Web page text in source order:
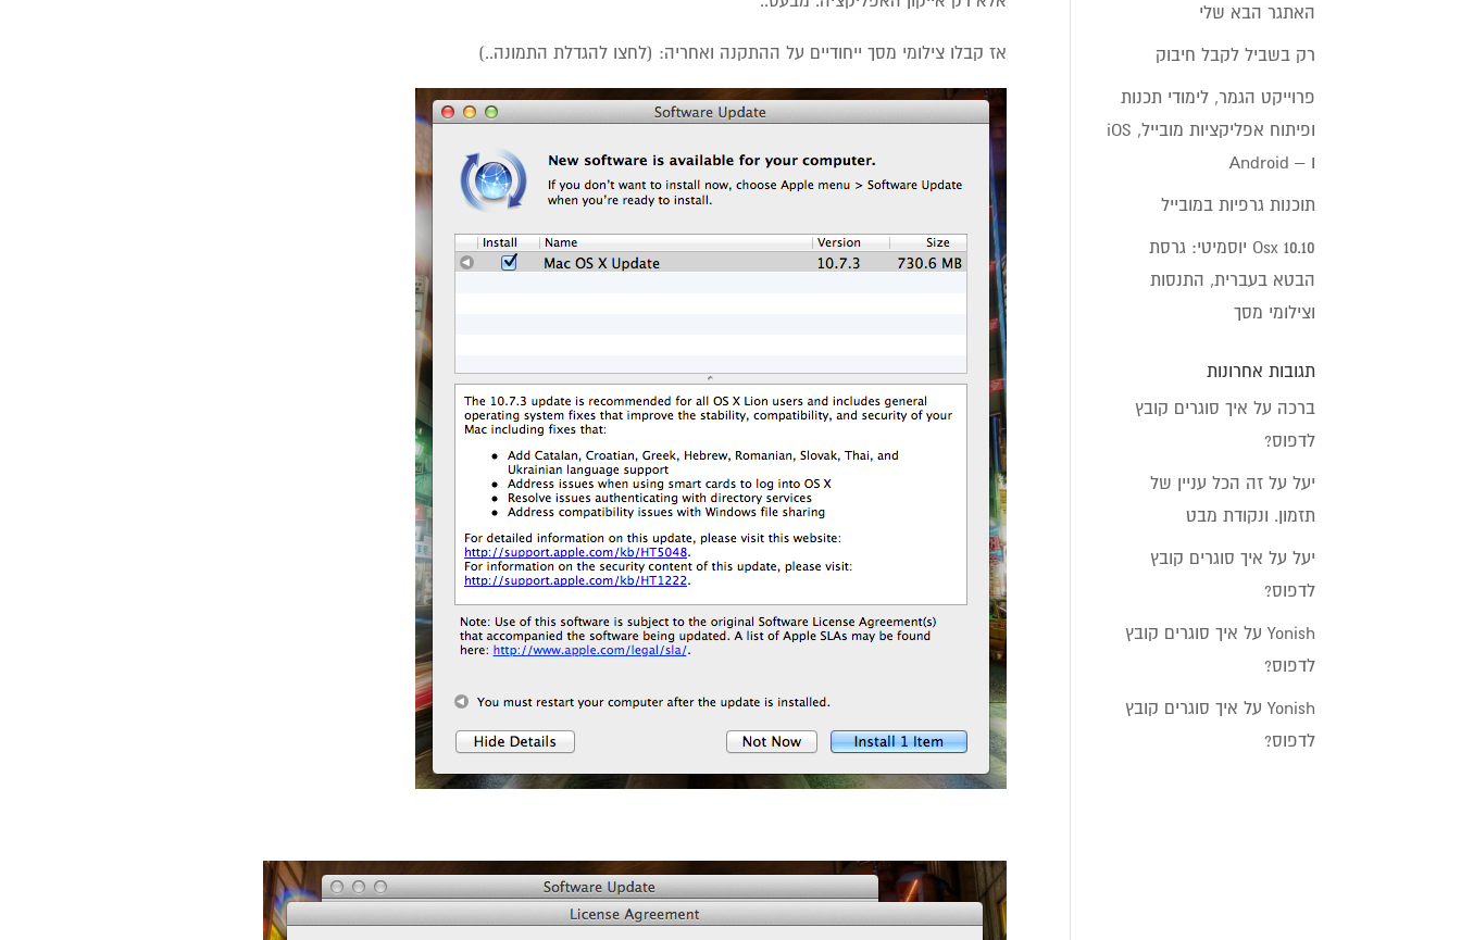
אז קבלו צילומי מסך ייחודיים על ההתקנה ואחריה: (לחצו להגדלת התמונה..)
האתגר הבא שלי
רק בשביל לקבל חיבוק
פרוייקט הגמר, לימודי תכנות
ופיתוח אפליקציות מובייל, iOS
ו – Android
תוכנות גרפיות במובייל
Osx 10.10 יוסמיטי: גרסת
הבטא בעברית, התנסות
וצילומי מסך
תגובות אחרונות
ברכה על איך סוגרים קובץ
לדפוס?
יעל עלזה הכל עניין של
תזמון. ונקודת מבט
יעל על איך סוגרים קובץ
לדפוס?
Yonish על איך סוגרים קובץ
לדפוס?
Yonish על איך סוגרים קובץ
לדפוס?